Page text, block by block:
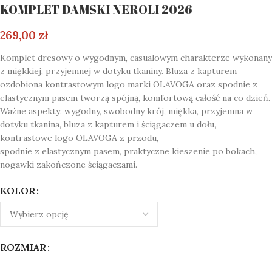
KOMPLET DAMSKI NEROLI 2026
269,00 zł
Komplet dresowy o wygodnym, casualowym charakterze wykonany
z miękkiej, przyjemnej w dotyku tkaniny. Bluza z kapturem
ozdobiona kontrastowym logo marki OLAVOGA oraz spodnie z
elastycznym pasem tworzą spójną, komfortową całość na co dzień.
Ważne aspekty: wygodny, swobodny krój, miękka, przyjemna w
dotyku tkanina, bluza z kapturem i ściągaczem u dołu,
kontrastowe logo OLAVOGA z przodu,
spodnie z elastycznym pasem, praktyczne kieszenie po bokach,
nogawki zakończone ściągaczami.
KOLOR
ROZMIAR